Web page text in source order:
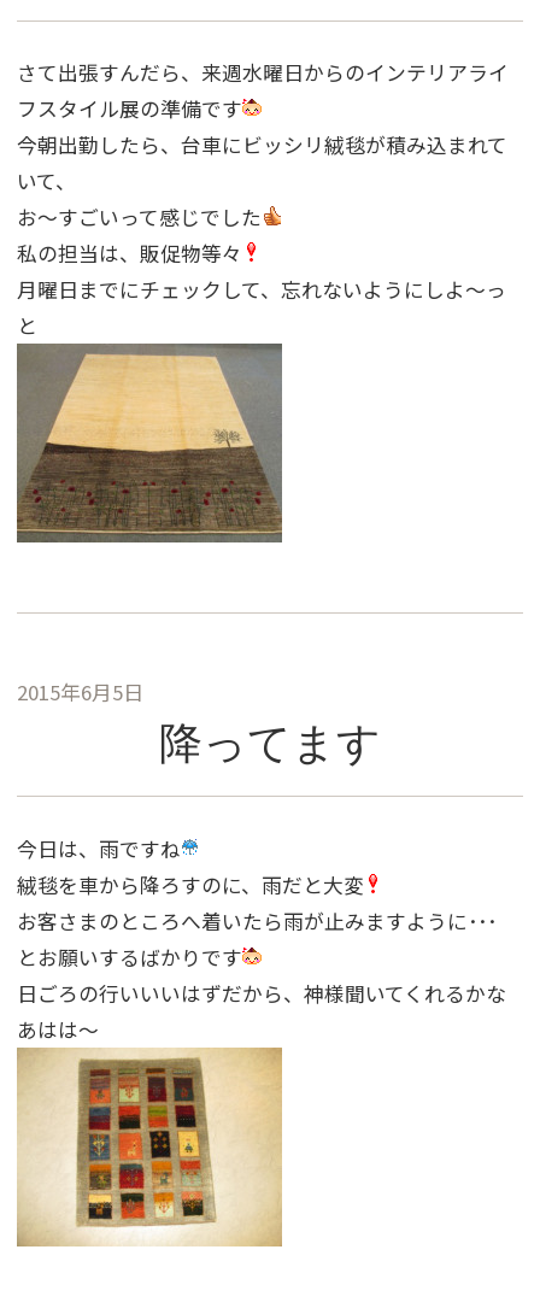
さて出張すんだら、来週水曜日からのインテリアライ
フスタイル展の準備です
今朝出勤したら、台車にビッシリ絨毯が積み込まれて
いて、
お〜すごいって感じでした
私の担当は、販促物等々
月曜日までにチェックして、忘れないようにしよ〜っ
と
2015年6月5日
降ってます
今日は、雨ですね
絨毯を車から降ろすのに、雨だと大変
お客さまのところへ着いたら雨が止みますように･･･
とお願いするばかりです
日ごろの行いいいはずだから、神様聞いてくれるかな
あはは〜